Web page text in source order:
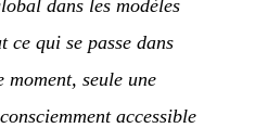
dans les modèles
ce qui se passe dans
moment, seule une
accessible